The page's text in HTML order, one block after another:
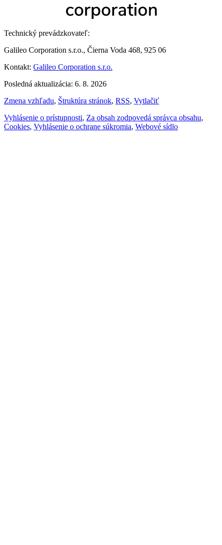
Technický prevádzkovateľ:
Galileo Corporation s.r.o., Čierna Voda 468, 925 06
Kontakt: Galileo Corporation s.r.o.
Posledná aktualizácia: 6. 8. 2026
Zmena vzhľadu, Štruktúra stránok, RSS, Vytlačiť
Vyhlásenie o prístupnosti, Za obsah zodpovedá správca obsahu,
Cookies, Vyhlásenie o ochrane súkromia, Webové sídlo